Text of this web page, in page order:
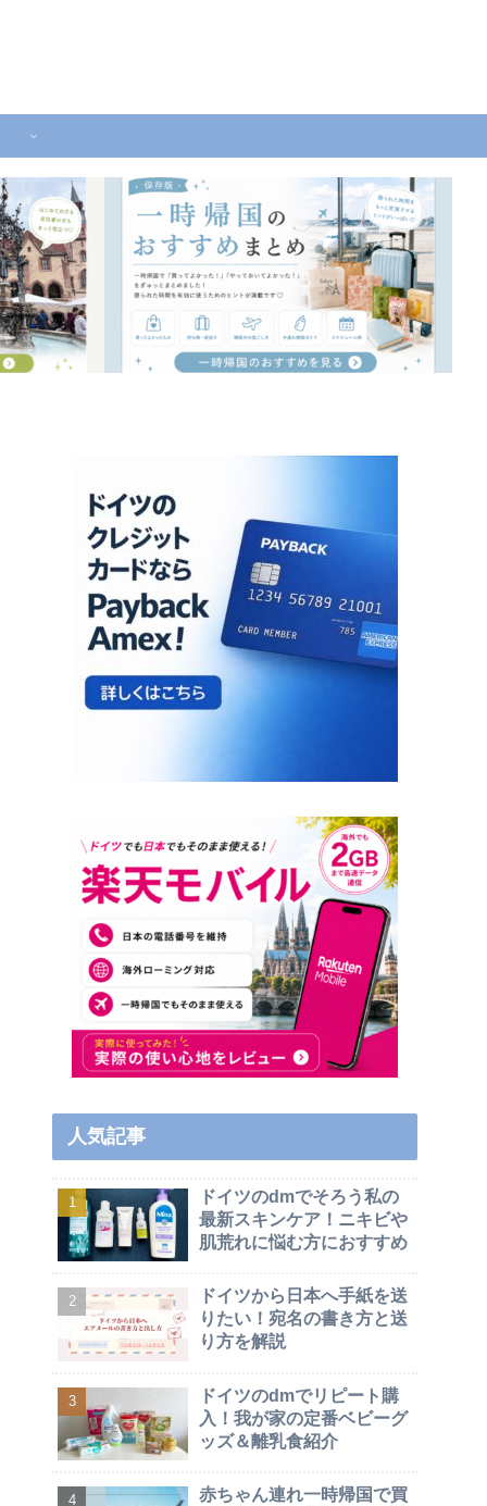
人気記事
ドイツのdmでそろう私の
最新スキンケア！ニキビや
肌荒れに悩む方におすすめ
ドイツから日本へ手紙を送
りたい！宛名の書き方と送
り方を解説
ドイツのdmでリピート購
入！我が家の定番ベビーグ
ッズ＆離乳食紹介
赤ちゃん連れ一時帰国で買